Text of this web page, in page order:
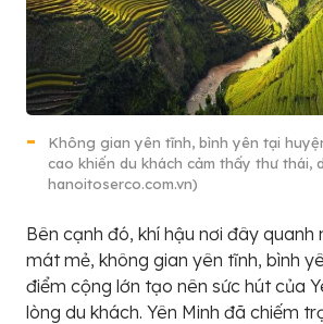
Không gian yên tĩnh, bình yên tại
cao khiến du khách cảm thấy thư thái,
hanoitoserco.com.vn)
Bên cạnh đó, khí hậu nơi đây quanh
mát mẻ, không gian yên tĩnh, bình
điểm cộng lớn tạo nên sức hút của
lòng du khách. Yên Minh đã chiếm